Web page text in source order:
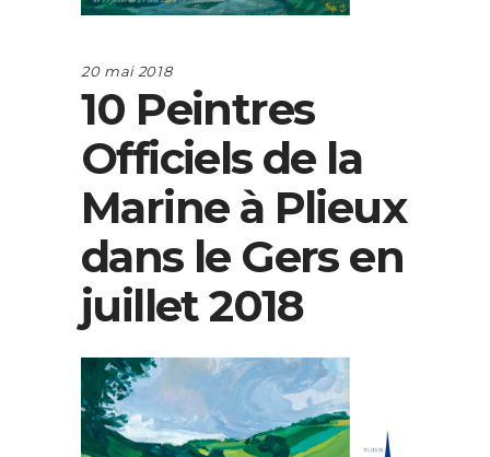
20 mai 2018
10 Peintres
Officiels de la
Marine à Plieux
dans le Gers en
juillet 2018